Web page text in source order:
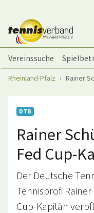
Vereinssuche
Sie sind hier:
Rheinland-Pfalz Rainer
DTB
Rainer
Fed Cup-
Der Deutsche
Tennisprofi
Cup-Kapitän